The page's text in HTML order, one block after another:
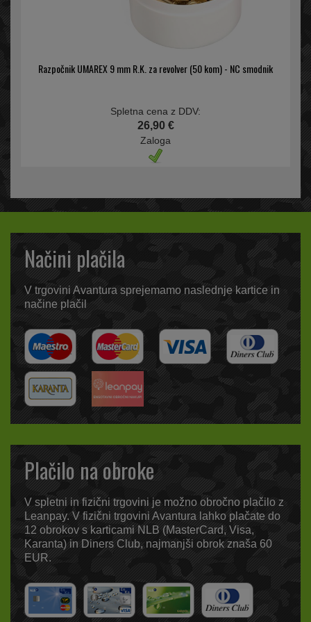
Razpočnik UMAREX 9 mm R.K. za revolver (50 kom) - NC smodnik
Spletna cena z DDV:
26,90 €
Zaloga
Načini plačila
V trgovini Avantura sprejemamo naslednje kartice in
načine plačil
Plačilo na obroke
V spletni in fizični trgovini je možno obročno plačilo z
Leanpay. V fizični trgovini Avantura lahko plačate do
12 obrokov s karticami NLB (MasterCard, Visa,
Karanta) in Diners Club, najmanjši obrok znaša 60
EUR.